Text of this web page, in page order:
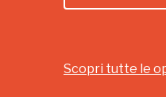
Scopri tutte le